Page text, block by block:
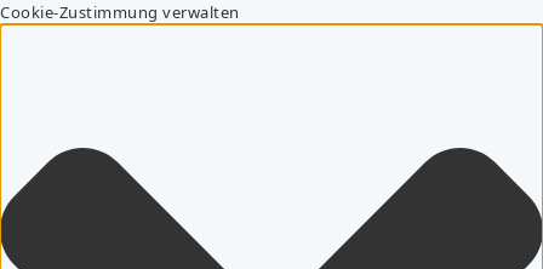
Cookie-Zustimmung verwalten